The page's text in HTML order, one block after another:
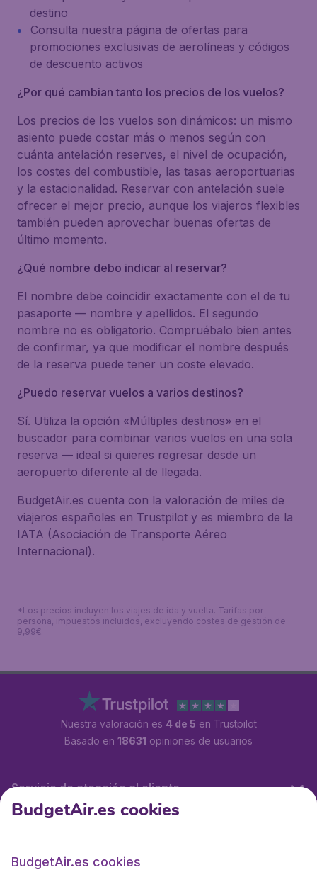
destino
Consulta nuestra página de ofertas para
promociones exclusivas de aerolíneas y códigos
de descuento activos
¿Por qué cambian tanto los precios de los vuelos?
Los precios de los vuelos son dinámicos: un mismo
asiento puede costar más o menos según con
cuánta antelación reserves, el nivel de ocupación,
los costes del combustible, las tasas aeroportuarias
y la estacionalidad. Reservar con antelación suele
ofrecer el mejor precio, aunque los viajeros flexibles
también pueden aprovechar buenas ofertas de
último momento.
¿Qué nombre debo indicar al reservar?
El nombre debe coincidir exactamente con el de tu
pasaporte — nombre y apellidos. El segundo
nombre no es obligatorio. Compruébalo bien antes
de confirmar, ya que modificar el nombre después
de la reserva puede tener un coste elevado.
¿Puedo reservar vuelos a varios destinos?
Sí. Utiliza la opción «Múltiples destinos» en el
buscador para combinar varios vuelos en una sola
reserva — ideal si quieres regresar desde un
aeropuerto diferente al de llegada.
BudgetAir.es cuenta con la valoración de miles de
viajeros españoles en Trustpilot y es miembro de la
IATA (Asociación de Transporte Aéreo
Internacional).
*Los precios incluyen los viajes de ida y vuelta. Tarifas por
persona, impuestos incluidos, excluyendo costes de gestión de
9,99€.
Nuestra valoración es 4 de 5 en Trustpilot
Basado en 18631 opiniones de usuarios
Servicio de atención al cliente
BudgetAir.es cookies
BudgetAir.es cookies